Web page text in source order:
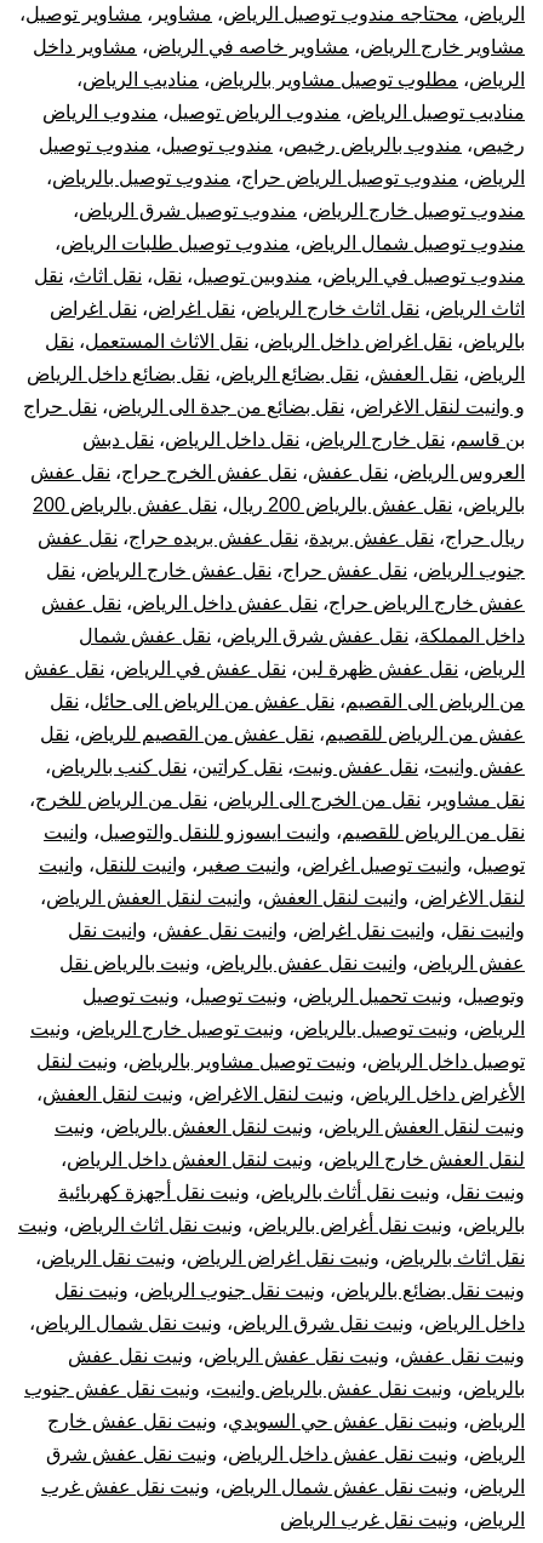
الرياض، محتاجه مندوب توصيل الرياض، مشاوير ، مشاوير توصيل،
مشاوير خارج الرياض، مشاوير خاصه في الرياض، مشاوير داخل
الرياض، مطلوب توصيل مشاوير بالرياض، مناديب الرياض،
مناديب توصيل الرياض، مندوب الرياض توصيل، مندوب الرياض
رخيص، مندوب بالرياض رخيص، مندوب توصيل، مندوب توصيل
الرياض، مندوب توصيل الرياض حراج، مندوب توصيل بالرياض،
مندوب توصيل خارج الرياض، مندوب توصيل شرق الرياض،
مندوب توصيل شمال الرياض، مندوب توصيل طلبات الرياض،
مندوب توصيل في الرياض، مندوبين توصيل، نقل، نقل اثاث، نقل
اثاث الرياض، نقل اثاث خارج الرياض، نقل اغراض، نقل اغراض
بالرياض، نقل اغراض داخل الرياض، نقل الاثاث المستعمل، نقل
الرياض، نقل العفش، نقل بضائع الرياض، نقل بضائع داخل الرياض
و وانيت لنقل الاغراض، نقل بضائع من جدة الى الرياض، نقل حراج
بن قاسم، نقل خارج الرياض، نقل داخل الرياض، نقل دبش
العروس الرياض، نقل عفش، نقل عفش الخرج حراج، نقل عفش
بالرياض، نقل عفش بالرياض 200 ريال ،
نقل عفش بالرياض 200
ريال حراج، نقل عفش بريدة، نقل عفش بريده حراج، نقل عفش
جنوب الرياض، نقل عفش حراج، نقل عفش خارج الرياض، نقل
عفش خارج الرياض حراج، نقل عفش داخل الرياض، نقل عفش
داخل المملكة، نقل عفش شرق الرياض، نقل عفش شمال
الرياض، نقل عفش ظهرة لبن، نقل عفش في الرياض، نقل عفش
من الرياض الى القصيم، نقل عفش من الرياض الى حائل، نقل
عفش من الرياض للقصيم، نقل عفش من القصيم للرياض، نقل
عفش وانيت، نقل عفش ونيت، نقل كراتين، نقل كنب بالرياض،
نقل مشاوير ، نقل من الخرج الى الرياض، نقل من الرياض للخرج،
نقل من الرياض للقصيم، وانيت ايسوزو للنقل والتوصيل، وانيت
توصيل، وانيت توصيل اغراض، وانيت صغير ، وانيت للنقل، وانيت
لنقل الاغراض، وانيت لنقل العفش، وانيت لنقل العفش الرياض،
وانيت نقل، وانيت نقل اغراض، وانيت نقل عفش، وانيت نقل
عفش الرياض، وانيت نقل عفش بالرياض، ونيت بالرياض نقل
وتوصيل، ونيت تحميل الرياض، ونيت توصيل، ونيت توصيل
الرياض، ونيت توصيل بالرياض، ونيت توصيل خارج الرياض، ونيت
توصيل داخل الرياض، ونيت توصيل مشاوير بالرياض، ونيت لنقل
الأغراض داخل الرياض، ونيت لنقل الاغراض، ونيت لنقل العفش،
ونيت لنقل العفش الرياض، ونيت لنقل العفش بالرياض، ونيت
لنقل العفش خارج الرياض، ونيت لنقل العفش داخل الرياض،
ونيت نقل، ونيت نقل أثاث بالرياض، ونيت نقل أجهزة كهربائية
بالرياض، ونيت نقل أغراض بالرياض، ونيت نقل اثاث الرياض، ونيت
نقل اثاث بالرياض، ونيت نقل اغراض الرياض، ونيت نقل الرياض،
ونيت نقل بضائع بالرياض، ونيت نقل جنوب الرياض، ونيت نقل
داخل الرياض، ونيت نقل شرق الرياض، ونيت نقل شمال الرياض،
ونيت نقل عفش، ونيت نقل عفش الرياض، ونيت نقل عفش
بالرياض، ونيت نقل عفش بالرياض وانيت، ونيت نقل عفش جنوب
الرياض، ونيت نقل عفش حي السويدي، ونيت نقل عفش خارج
الرياض، ونيت نقل عفش داخل الرياض، ونيت نقل عفش شرق
الرياض، ونيت نقل عفش شمال الرياض، ونيت نقل عفش غرب
الرياض، ونيت نقل غرب الرياض